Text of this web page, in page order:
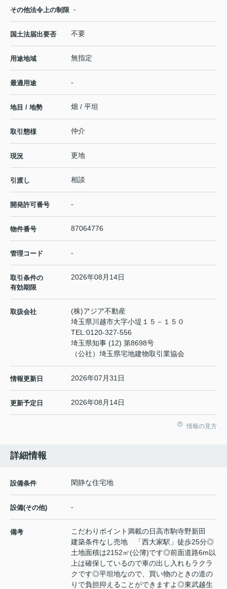
その他法令上の制限 -
国土法届出要否 不要
用途地域 無指定
最適用途 -
地目 / 地勢 畑 / 平坦
取引態様 仲介
現況 更地
引渡し 相談
開発許可番号 -
物件番号 87064776
管理コード -
取引条件の
有効期限
2026年08月14日
取扱会社
(株)アジア不動産
埼玉県川越市大字小堤１５－１５０
TEL:0120-327-556
埼玉県知事 (12) 第8698号
（公社）埼玉県宅地建物取引業協会
情報更新日 2026年07月31日
更新予定日 2026年08月14日
情報の見方
詳細情報
設備条件 閑静な住宅地
設備(その他) -
備考
こだわりポイント満載の日高市駒寺野新田
建築条件なし売地 「西大家駅」徒歩25分◎
土地面積は2152㎡(公簿)です◎前面道路6m以
上は確保しているので車の出し入れもラクラ
クです◎平坦地なので、買い物のときの道の
りで負担抑えることができますよ◎東武越生